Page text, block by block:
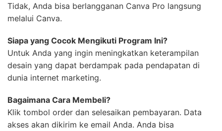
Tidak, Anda bisa berlangganan Canva Pro langsung
melalui Canva.
Siapa yang Cocok Mengikuti Program Ini?
Untuk Anda yang ingin meningkatkan keterampilan
desain yang dapat berdampak pada pendapatan di
dunia internet marketing.
Bagaimana Cara Membeli?
Klik tombol order dan selesaikan pembayaran. Data
akses akan dikirim ke email Anda. Anda bisa